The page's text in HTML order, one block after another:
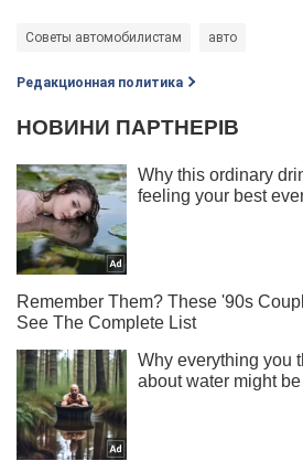
Советы автомобилистам авто
Редакционная политика